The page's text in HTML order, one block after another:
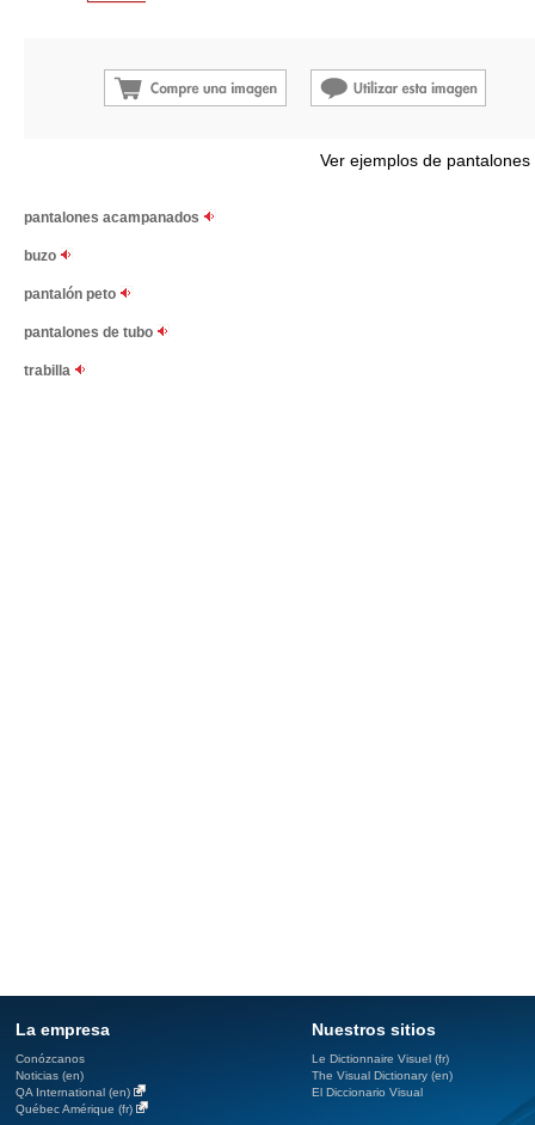
Ver ejemplos de
pantalones acampanados
buzo
pantalón peto
pantalones de tubo
trabilla
La empresa
Conózcanos
Noticias (en)
QA International (en)
Québec Amérique (fr)
Nuestros sitios
Le Dictionnaire Visuel (fr)
The Visual Dictionary (en)
El Diccionario Visual